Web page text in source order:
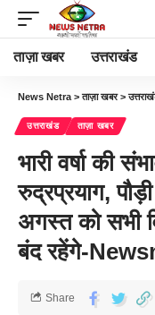
ताज़ा खबर उत्तराखंड
News Netra >ताज़ा खबर>
उत्तराखंड ताज़ा खबर
भारी वर्षा की
रुद्रप्रयाग,
अगस्त को सभी
बंद रहेंगे-
Share